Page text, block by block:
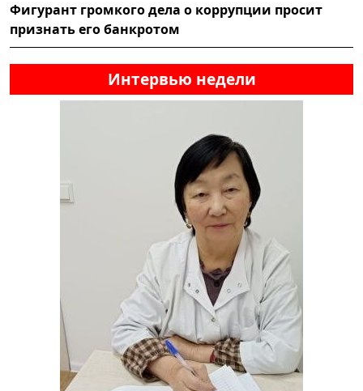
Фигурант громкого дела о коррупции просит
признать его банкротом
Интервью недели